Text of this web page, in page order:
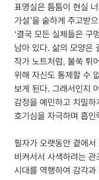
표영실은 틈틈이 현실
가설’을 숱하게 주고받
‘결국 모든 실체들은 구
남아 있다. 삶의 모양은
작가 노트처럼, 불쑥 튀
위해 자신도 통제할 수
보게 된다. 그래서인지
감정을 예민하고 치밀하
호기심을 자극하며 흡인
필자가 오랫동안 곁에
비켜서서 사색하려는
시대를 역행하여 감각과